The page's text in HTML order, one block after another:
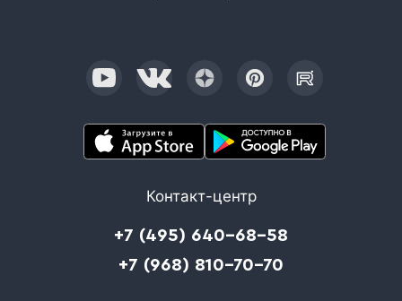
Контакт-центр
+7 (495) 640-68-58
+7 (968) 810-70-70